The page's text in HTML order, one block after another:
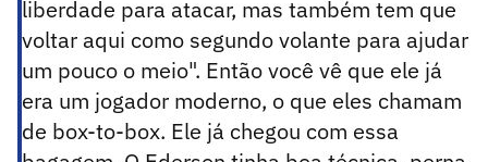
liberdade para atacar, mas também tem que
voltar aqui como segundo volante para ajudar
um pouco o meio". Então você vê que ele já
era um jogador moderno, o que eles chamam
de box-to-box. Ele já chegou com essa